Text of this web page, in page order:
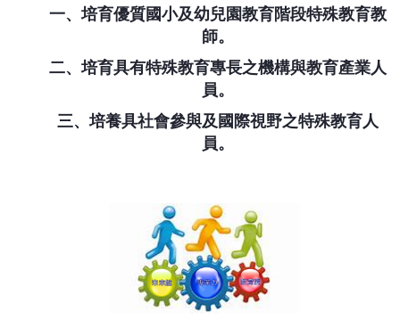
一、培育優質國小及幼兒園教育階段特殊教育教
師。
二、培育具有特殊教育專長之機構與教育產業人
員。
三、培養具社會參與及國際視野之特殊教育人
員。